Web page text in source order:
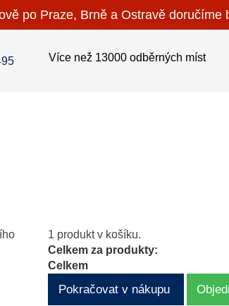
po Praze, Brně a Ostravě doručíme
Více než 13000 odběrných míst
1 produkt v košíku.
Celkem za produkty:
Celkem
Pokračovat v nákupu